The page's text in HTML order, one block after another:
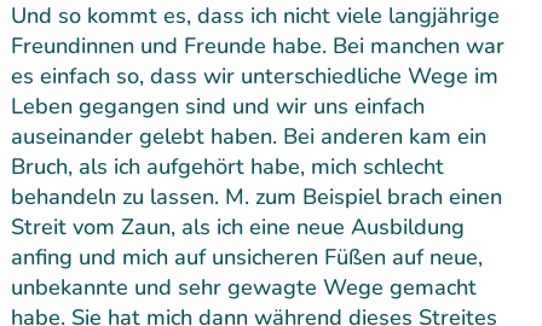
Und so kommt es, dass ich nicht viele langjährige
Freundinnen und Freunde habe. Bei manchen war
es einfach so, dass wir unterschiedliche Wege im
Leben gegangen sind und wir uns einfach
auseinander gelebt haben. Bei anderen kam ein
Bruch, als ich aufgehört habe, mich schlecht
behandeln zu lassen. M. zum Beispiel brach einen
Streit vom Zaun, als ich eine neue Ausbildung
anfing und mich auf unsicheren Füßen auf neue,
unbekannte und sehr gewagte Wege gemacht
habe. Sie hat mich dann während dieses Streites